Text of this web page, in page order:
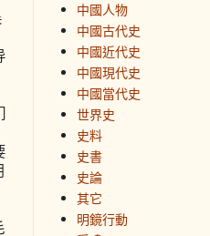
中國人物
中國古代史
中國近代史
中國現代史
中國當代史
世界史
史料
史書
史論
其它
明鏡行動